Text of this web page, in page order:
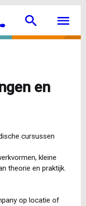
Bellen Search
en
cursussen
kleine
theorie en praktijk.
op locatie of